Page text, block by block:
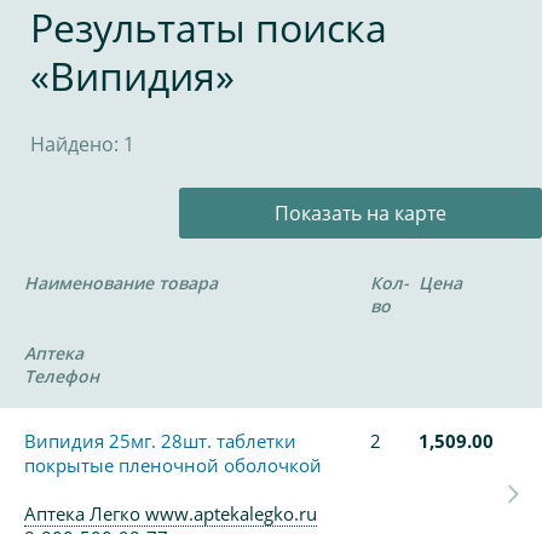
Результаты поиска
«Випидия»
Найдено: 1
Показать на карте
Наименование товара
Кол-
во
Цена
Аптека
Телефон
Випидия 25мг. 28шт. таблетки
покрытые пленочной оболочкой
2 1,509.00
Аптека Легко www.aptekalegko.ru